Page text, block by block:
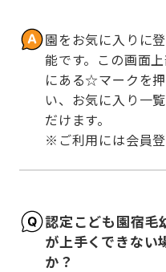
園をお気に入りに
能です。この画面
にある☆マークを
い、お気に入り一
だけます。
※ご利用には会員
認定こども園宿毛
が上手くできない
か？